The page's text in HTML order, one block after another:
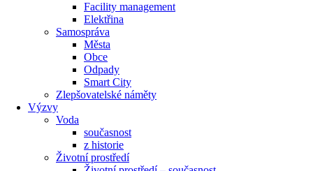
Facility management
Elektřina
Samospráva
Města
Obce
Odpady
Smart City
Zlepšovatelské náměty
Výzvy
Voda
současnost
z historie
Životní prostředí